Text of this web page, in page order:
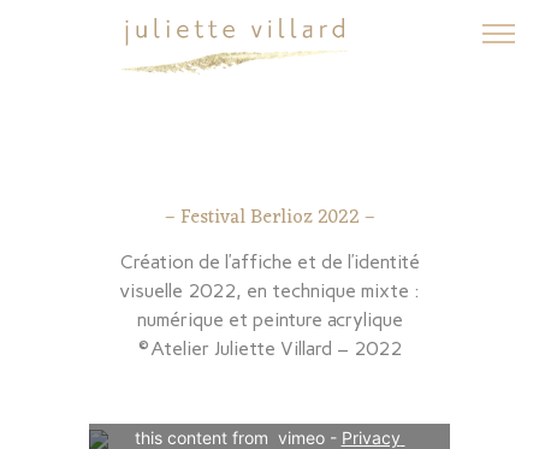
– Festival Berlioz 2022 –
Création de l’affiche et de l’identité
visuelle 2022, en technique mixte :
numérique et peinture acrylique
©Atelier Juliette Villard – 2022
this content from  vimeo - Privacy